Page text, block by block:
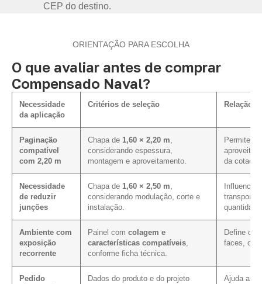
CEP do destino.
ORIENTAÇÃO PARA ESCOLHA
O que avaliar antes de comprar
Compensado Naval?
Necessidade
da aplicação
Critérios de seleção Relação
Paginação
compatível
com 2,20 m
Chapa de 1,60 × 2,20 m
considerando espessura,
montagem e aproveitamento.
Permite
da
Necessidade
de reduzir
junções
Chapa de 1,60 × 2,50 m
considerando modulação, corte e
instalação.
Influencia
Ambiente com
exposição
recorrente
Painel com colagem e
características compatíveis
conforme ficha técnica.
Define os
faces,
Pedido
Dados do produto e do projeto
Ajuda a